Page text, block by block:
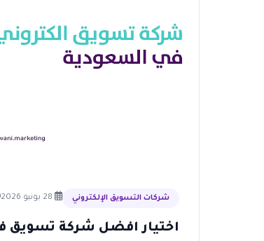
شركات التسويق الإلكتروني
اختيار افضل شركة تسويق